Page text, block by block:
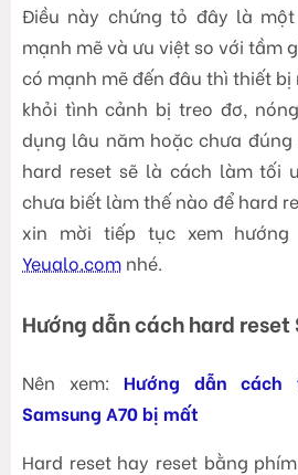
Điều này chứng tỏ đây là
mạnh mẽ và ưu việt so với tầm
có mạnh mẽ đến đâu thì thiết
khỏi tình cảnh bị treo đơ,
dụng lâu năm hoặc chưa đúng
hard reset sẽ là cách làm tối
chưa biết làm thế nào để hard
xin mời tiếp tục xem
Yeualo.com nhé.
Hướng dẫn cách hard reset
Nên xem: Hướng dẫn
Samsung A70 bị mất
Hard reset hay reset bằng